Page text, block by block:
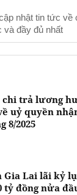
nhật tin tức về
và đầy đủ nhất
chi trả lương
uỷ quyền
8/2025
Gia Lai lãi kỷ
tỷ đồng nửa